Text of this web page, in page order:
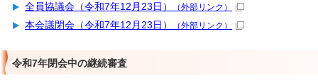
全員協議会（令和7年12月23日） （外部リンク）
本会議閉会（令和7年12月23日） （外部リンク）
令和7年閉会中の継続審査